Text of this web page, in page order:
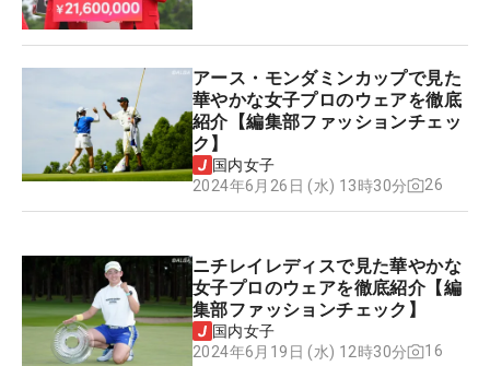
アース・モンダミンカップで見た
華やかな女子プロのウェアを徹底
紹介【編集部ファッションチェッ
ク】
国内女子
2024年6月26日 (水) 13時30分
26
ニチレイレディスで見た華やかな
女子プロのウェアを徹底紹介【編
集部ファッションチェック】
国内女子
2024年6月19日 (水) 12時30分
16